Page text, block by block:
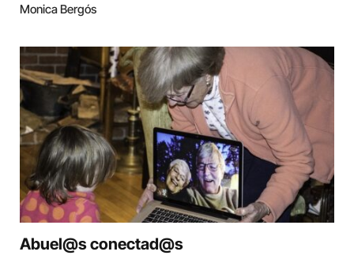
Monica Bergós
Abuel@s conectad@s